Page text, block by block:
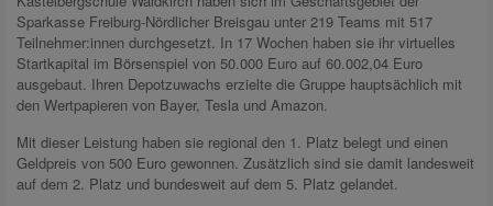
Sparkasse Freiburg-Nördlicher Breisgau unter 219 Teams mit 517
Teilnehmer:innen durchgesetzt. In 17 Wochen haben sie ihr virtuelles
Startkapital im Börsenspiel von 50.000 Euro auf 60.002,04 Euro
ausgebaut. Ihren Depotzuwachs erzielte die Gruppe hauptsächlich mit
den Wertpapieren von Bayer, Tesla und Amazon.
Mit dieser Leistung haben sie regional den 1. Platz belegt und einen
Geldpreis von 500 Euro gewonnen. Zusätzlich sind sie damit landesweit
auf dem 2. Platz und bundesweit auf dem 5. Platz gelandet.